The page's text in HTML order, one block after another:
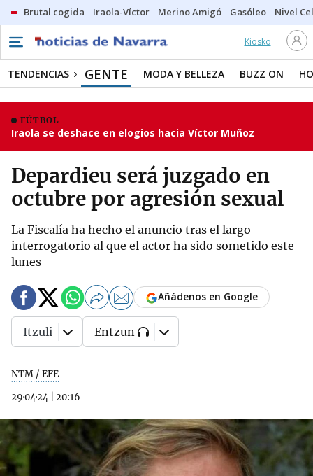
Brutal cogida Iraola-Víctor Merino Amigó Gasóleo Nivel
Kiosko
TENDENCIAS GENTE MODA Y BELLEZA BUZZ ON
FÚTBOL
Iraola se deshace en elogios hacia Víctor Muñoz
Depardieu será juzgado en
octubre por agresión sexual
La Fiscalía ha hecho el anuncio tras el largo
interrogatorio al que el actor ha sido sometido este
lunes
NTM / EFE
29·04·24
20:16
Añádenos en Google
Itzuli Entzun